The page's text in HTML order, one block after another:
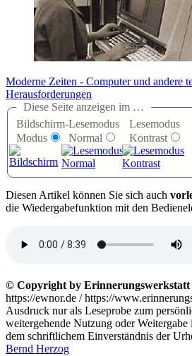
Moderne Zeiten - Computer und andere
Herausforderungen
Diese Seite anzeigen im …
Bildschirm-
Modus
Lesemodus
Normal
Lesemodus
Kontrast
Diesen Artikel können Sie sich auch
die Wiedergabefunktion mit den
© Copyright by Erinnerungswerkstatt
https://ewnor.de / https://
Ausdruck nur als Leseprobe zum
weitergehende Nutzung oder
dem schriftlichem Einverständnis der
Bernd Herzog